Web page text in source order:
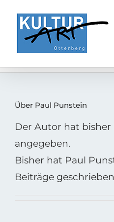
Inhalt
springen
Über Paul Punstein
Der Autor hat bisher
angegeben.
Bisher hat Paul
Beiträge